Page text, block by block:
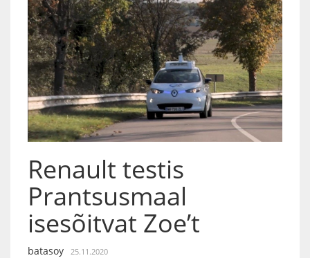
Renault testis
Prantsusmaal
isesõitvat Zoe’t
batasoy 25.11.2020